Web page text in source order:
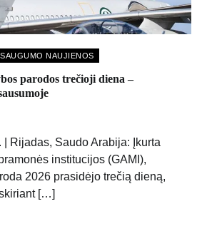
NAUJIENOS
parodos trečioji diena –
| Rijadas, Saudo Arabija: Įkurta
institucijos (GAMI),
2026 prasidėjo trečią dieną,
[…]